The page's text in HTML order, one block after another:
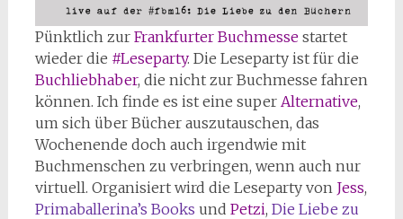
Pünktlich zurFrankfurter Buchmessestartet
wieder die #Leseparty. Die Leseparty ist für die
Buchliebhaber, die nicht zur Buchmesse fahren
können. Ich finde es ist eine super Alternative,
um sich über Bücher auszutauschen, das
Wochenende doch auch irgendwie mit
Buchmenschen zu verbringen, wenn auch nur
virtuell. Organisiert wird die Leseparty von Jess,
Primaballerina’s Books und Petzi, Die Liebe zu